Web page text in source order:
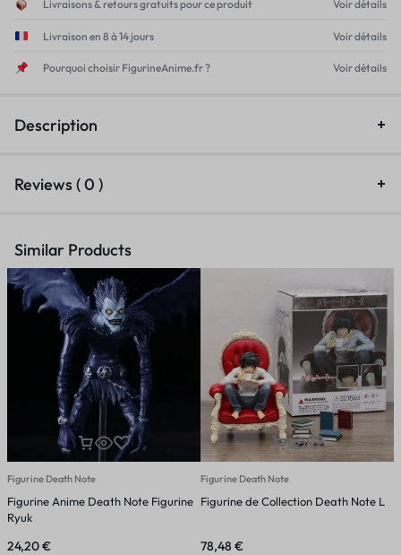
Livraisons & retours gratuits pour ce produit Voir détails
Livraison en 8 à 14 jours Voir détails
Pourquoi choisir FigurineAnime.fr ? Voir détails
Description
Reviews ( 0 )
Similar Products
Figurine Death Note
Figurine Anime Death Note Figurine
Ryuk
24,20€
Figurine Death Note
Figurine de Collection Death Note L
78,48 €